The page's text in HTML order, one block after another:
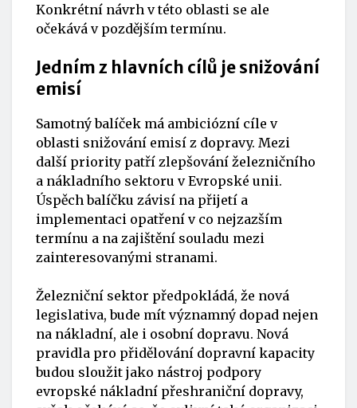
Konkrétní návrh v této oblasti se ale
očekává v pozdějším termínu.
Jedním z hlavních cílů je snižování
emisí
Samotný balíček má ambiciózní cíle v
oblasti snižování emisí z dopravy. Mezi
další priority patří zlepšování železničního
a nákladního sektoru v Evropské unii.
Úspěch balíčku závisí na přijetí a
implementaci opatření v co nejzazším
termínu a na zajištění souladu mezi
zainteresovanými stranami.
Železniční sektor předpokládá, že nová
legislativa, bude mít významný dopad nejen
na nákladní, ale i osobní dopravu. Nová
pravidla pro přidělování dopravní kapacity
budou sloužit jako nástroj podpory
evropské nákladní přeshraniční dopravy,